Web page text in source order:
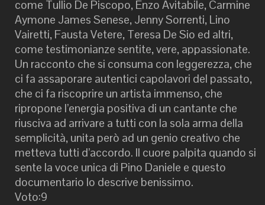
come Tullio De Piscopo, Enzo Avitabile, Carmine
Aymone James Senese, Jenny Sorrenti, Lino
Vairetti, Fausta Vetere, Teresa De Sio ed altri,
come testimonianze sentite, vere, appassionate.
Un racconto che si consuma con leggerezza, che
ci fa assaporare autentici capolavori del passato,
che ci fa riscoprire un artista immenso, che
ripropone l’energia positiva di un cantante che
riusciva ad arrivare a tutti con la sola arma della
semplicità, unita però ad un genio creativo che
metteva tutti d’accordo. Il cuore palpita quando si
sente la voce unica di Pino Daniele e questo
documentario lo descrive benissimo.
Voto:9